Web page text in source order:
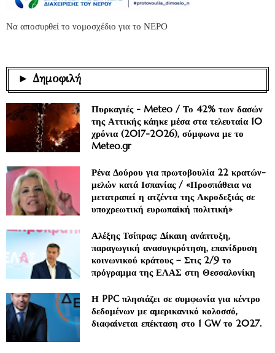
Να αποσυρθεί το νομοσχέδιο για το ΝΕΡΟ
► Δημοφιλή
Πυρκαγιές - Meteo / Το 42% των δασών
της Αττικής κάηκε μέσα στα τελευταία 10
χρόνια (2017-2026), σύμφωνα με το
Meteo.gr
Ρένα Δούρου για πρωτοβουλία 22 κρατών-
μελών κατά Ισπανίας / «Προσπάθεια να
μετατραπεί η ατζέντα της Ακροδεξιάς σε
υποχρεωτική ευρωπαϊκή πολιτική»
Αλέξης Τσίπρας: Δίκαιη ανάπτυξη,
παραγωγική ανασυγκρότηση, επανίδρυση
κοινωνικού κράτους – Στις 2/9 το
πρόγραμμα της ΕΛΑΣ στη Θεσσαλονίκη
Η PPC πλησιάζει σε συμφωνία για κέντρο
δεδομένων με αμερικανικό κολοσσό,
διαφαίνεται επέκταση στο 1 GW το 2027.